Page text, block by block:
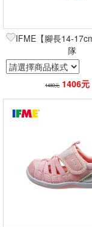
IFME【腳長14-
隊
1480元 1406元